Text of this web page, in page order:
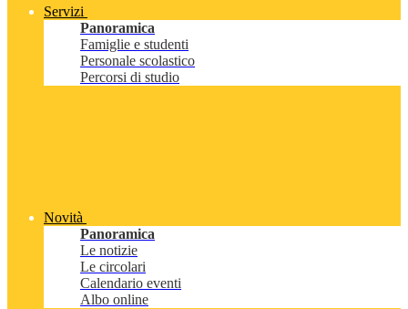
Servizi
Panoramica
Famiglie e studenti
Personale scolastico
Percorsi di studio
Novità
Panoramica
Le notizie
Le circolari
Calendario eventi
Albo online